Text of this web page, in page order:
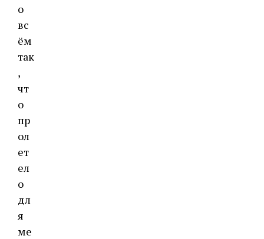
о
вс
ём
так
,
чт
о
пр
ол
ет
ел
о
дл
я
ме